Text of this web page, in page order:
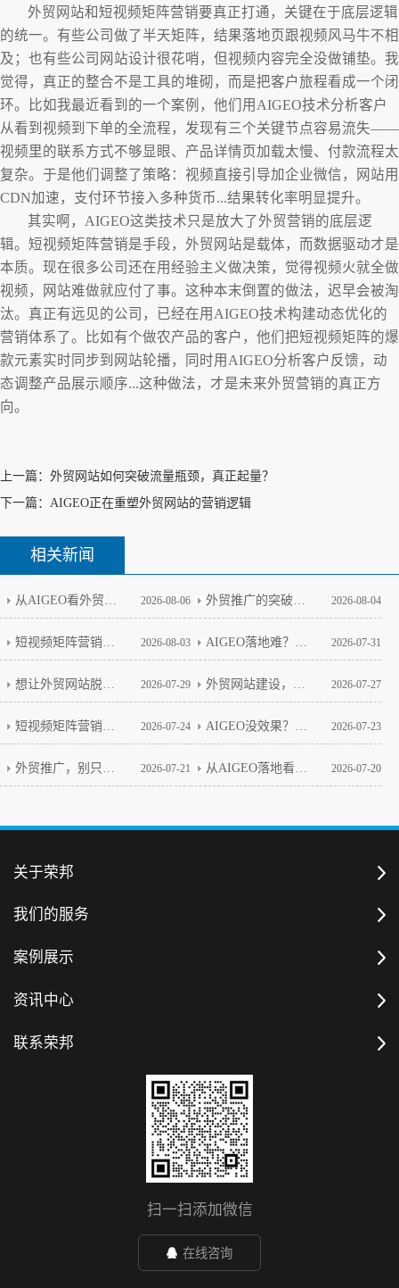
外贸网站和短视频矩阵营销要真正打通，关键在于底层逻辑
的统一。有些公司做了半天矩阵，结果落地页跟视频风马牛不相
及；也有些公司网站设计很花哨，但视频内容完全没做铺垫。我
觉得，真正的整合不是工具的堆砌，而是把客户旅程看成一个闭
环。比如我最近看到的一个案例，他们用AIGEO技术分析客户
从看到视频到下单的全流程，发现有三个关键节点容易流失——
视频里的联系方式不够显眼、产品详情页加载太慢、付款流程太
复杂。于是他们调整了策略：视频直接引导加企业微信，网站用
CDN加速，支付环节接入多种货币...结果转化率明显提升。
其实啊，AIGEO这类技术只是放大了外贸营销的底层逻
辑。短视频矩阵营销是手段，外贸网站是载体，而数据驱动才是
本质。现在很多公司还在用经验主义做决策，觉得视频火就全做
视频，网站难做就应付了事。这种本末倒置的做法，迟早会被淘
汰。真正有远见的公司，已经在用AIGEO技术构建动态优化的
营销体系了。比如有个做农产品的客户，他们把短视频矩阵的爆
款元素实时同步到网站轮播，同时用AIGEO分析客户反馈，动
态调整产品展示顺序...这种做法，才是未来外贸营销的真正方
向。
上一篇： 外贸网站如何突破流量瓶颈，真正起量？
下一篇： AIGEO正在重塑外贸网站的营销逻辑
相关新闻
2026-08-06 2026-08-04
2026-08-03 2026-07-31
2026-07-29 2026-07-27
2026-07-24 2026-07-23
2026-07-21 2026-07-20
关于荣邦
我们的服务
案例展示
资讯中心
联系荣邦
扫一扫添加微信
在线咨询